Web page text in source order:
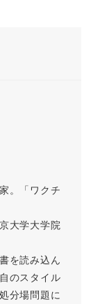
。「ワクチ
大学大学院
を読み込ん
のスタイル
分場問題に